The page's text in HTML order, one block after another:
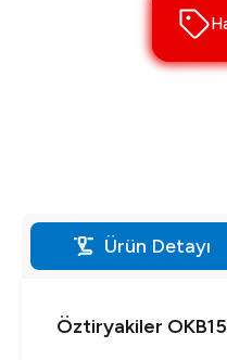
Ürün Detayı
Öztiryakiler